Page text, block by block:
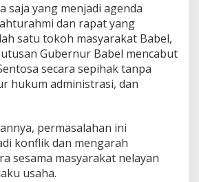
saja yang menjadi agenda
dan rapat yang
satu tokoh masyarakat Babel,
Gubernur Babel mencabut
secara sepihak tanpa
hukum administrasi, dan
permasalahan ini
konflik dan mengarah
sesama masyarakat nelayan
usaha.